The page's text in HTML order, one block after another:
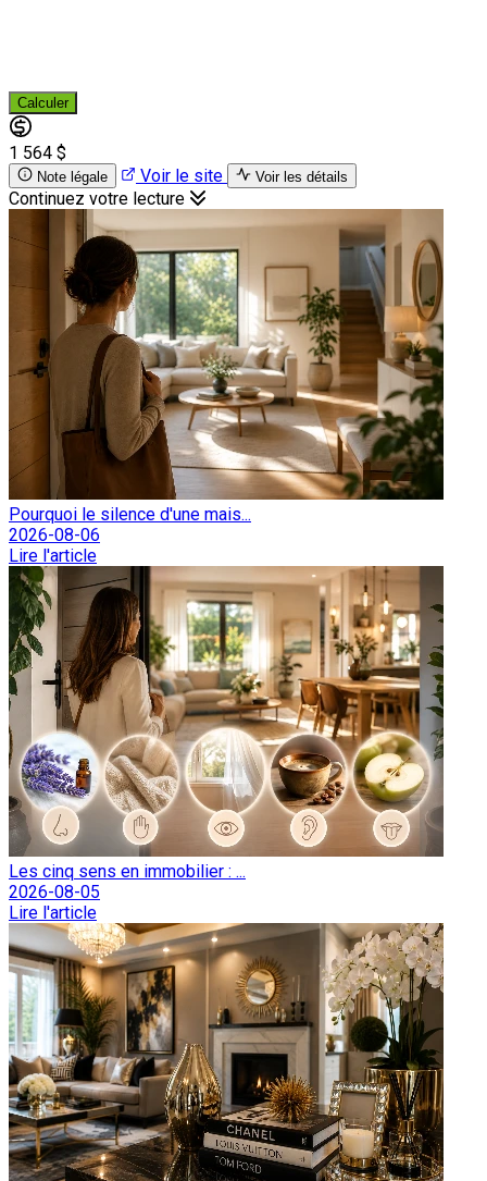
Calculer
1 564 $
Note légale Voir le site Voir les détails
Continuez votre lecture
Pourquoi le silence d'une mais...
2026-08-06
Lire l'article
Les cinq sens en immobilier : ...
2026-08-05
Lire l'article